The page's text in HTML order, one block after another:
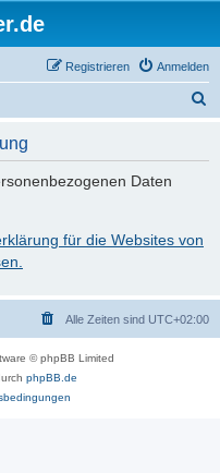
Anmelden
Registrieren
Daten
für die Websites von
Alle Zeiten sind UTC+02:00
© phpBB Limited
phpBB.de